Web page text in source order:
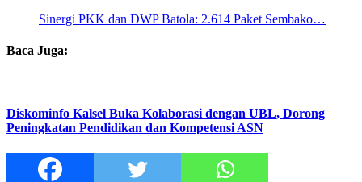
Sinergi PKK dan DWP Batola: 2.614 Paket Sembako…
Baca Juga:
Diskominfo Kalsel Buka Kolaborasi dengan UBL, Dorong
Peningkatan Pendidikan dan Kompetensi ASN